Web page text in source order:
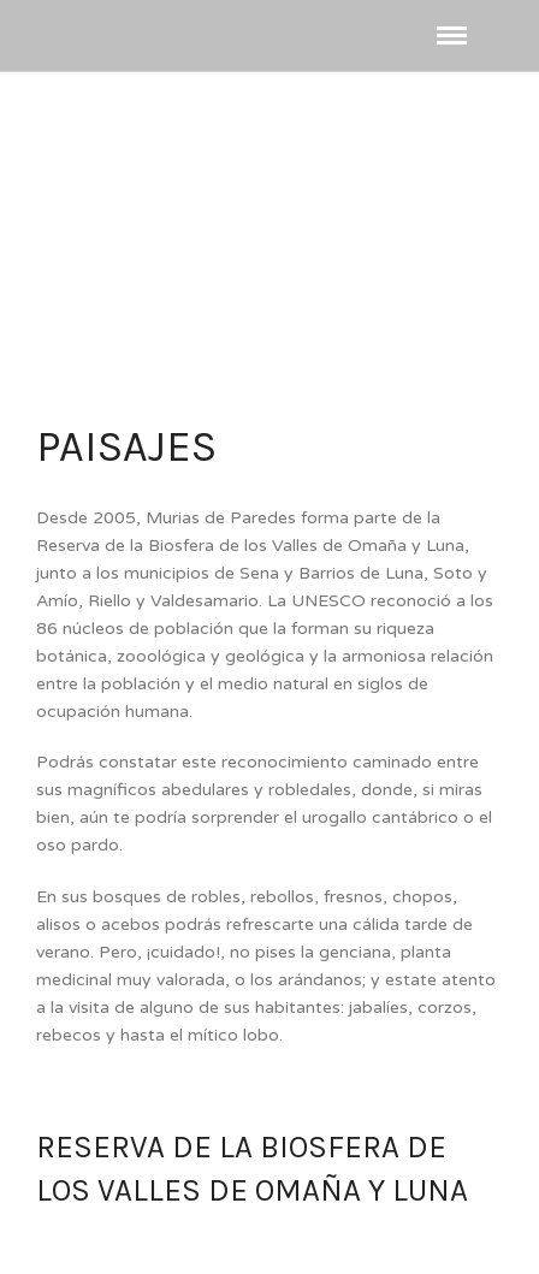
PAISAJES
Desde 2005, Murias de Paredes forma parte de la
Reserva de la Biosfera de los Valles de Omaña y Luna,
junto a los municipios de Sena y Barrios de Luna, Soto y
Amío, Riello y Valdesamario. La UNESCO reconoció a los
86 núcleos de población que la forman su riqueza
botánica, zooológica y geológica y la armoniosa relación
entre la población y el medio natural en siglos de
ocupación humana.
Podrás constatar este reconocimiento caminado entre
sus magníficos abedulares y robledales, donde, si miras
bien, aún te podría sorprender el urogallo cantábrico o el
oso pardo.
En sus bosques de robles, rebollos, fresnos, chopos,
alisos o acebos podrás refrescarte una cálida tarde de
verano. Pero, ¡cuidado!, no pises la genciana, planta
medicinal muy valorada, o los arándanos; y estate atento
a la visita de alguno de sus habitantes: jabalíes, corzos,
rebecos y hasta el mítico lobo.
RESERVA DE LA BIOSFERA DE
LOS VALLES DE OMAÑA Y LUNA